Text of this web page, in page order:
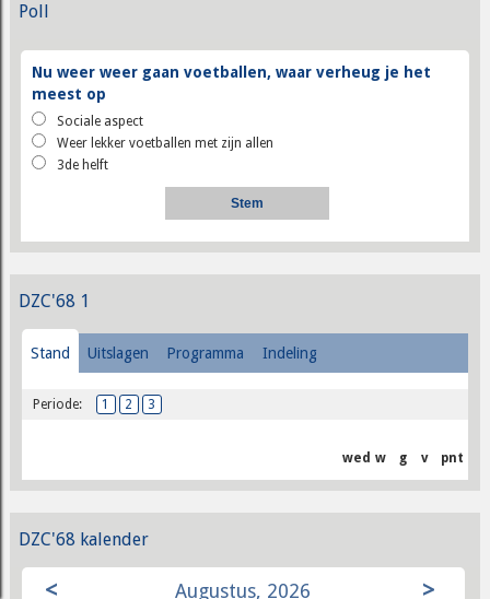
Poll
Nu weer weer gaan voetballen, waar verheug je het
meest op
Sociale aspect
Weer lekker voetballen met zijn allen
3de helft
DZC'68 1
Stand Uitslagen Programma Indeling
Periode: 1 2 3
wed w g v pnt
DZC'68 kalender
< Augustus, 2026 >